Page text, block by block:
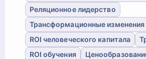
Реляционное лидерство
Трансформационные изменения
ROI человеческого капитала
ROI обучения